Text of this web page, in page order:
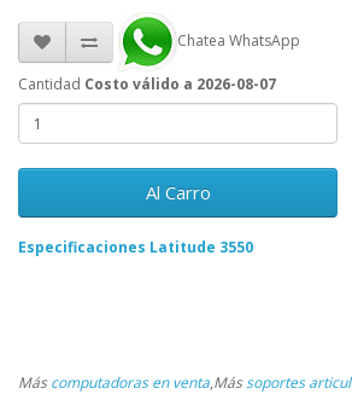
Chatea WhatsApp
Cantidad Costo válido a 2026-08-07
Al Carro
Especificaciones Latitude 3550
Máscomputadoras en venta,Mássoportes